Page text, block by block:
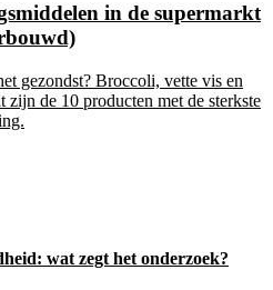
in de supermarkt
gezondst? Broccoli, vette vis en
de 10 producten met de sterkste
wat zegt het onderzoek?